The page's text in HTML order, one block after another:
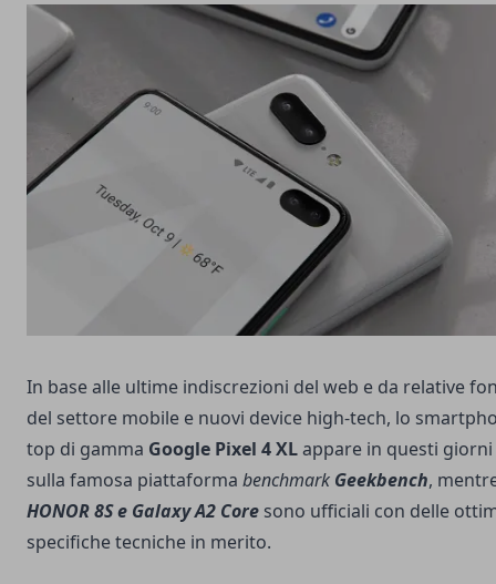
In base alle ultime indiscrezioni del web e da relative
del settore mobile e nuovi device high-tech, lo
top di gamma Google Pixel 4 XLappare in questi giorni
sulla famosa piattaforma benchmark Geekbench,
HONOR 8S e Galaxy A2 Core sono ufficiali con delle
specifiche tecniche in merito.